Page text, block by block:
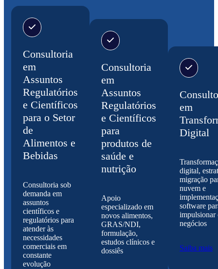
Consultoria
em
Assuntos
Regulatórios
e Científicos
para o Setor
de
Alimentos e
Bebidas
Consultoria sob
demanda em
assuntos
científicos e
regulatórios para
atender às
necessidades
comerciais em
constante
evolução
Consultoria
em
Assuntos
Regulatórios
e Científicos
para
produtos de
saúde e
nutrição
Apoio
especializado em
novos alimentos,
GRAS/NDI,
formulação,
estudos clínicos e
dossiês
em
Digital
digital,
migração
nuvem e
software
impulsionar
negócios
Saiba mais